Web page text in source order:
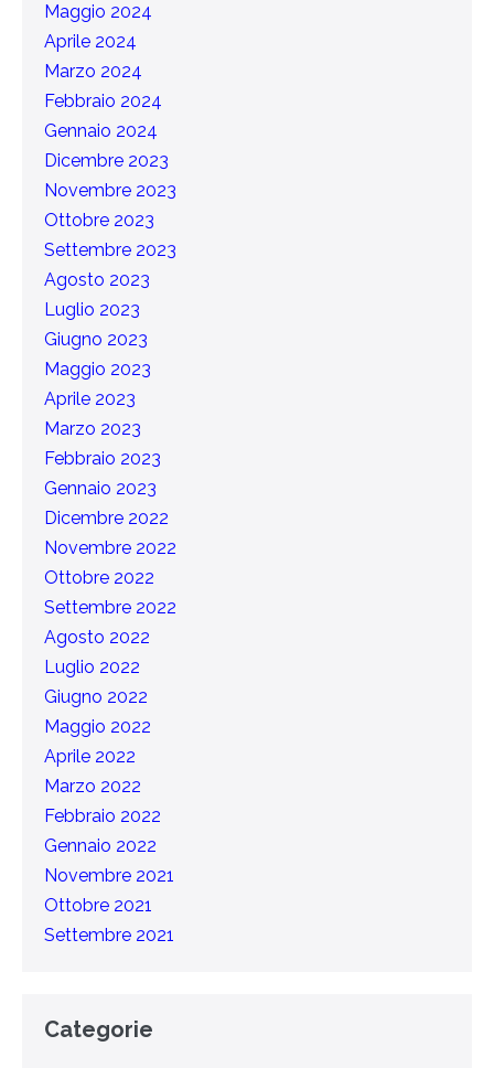
Maggio 2024
Aprile 2024
Marzo 2024
Febbraio 2024
Gennaio 2024
Dicembre 2023
Novembre 2023
Ottobre 2023
Settembre 2023
Agosto 2023
Luglio 2023
Giugno 2023
Maggio 2023
Aprile 2023
Marzo 2023
Febbraio 2023
Gennaio 2023
Dicembre 2022
Novembre 2022
Ottobre 2022
Settembre 2022
Agosto 2022
Luglio 2022
Giugno 2022
Maggio 2022
Aprile 2022
Marzo 2022
Febbraio 2022
Gennaio 2022
Novembre 2021
Ottobre 2021
Settembre 2021
Categorie